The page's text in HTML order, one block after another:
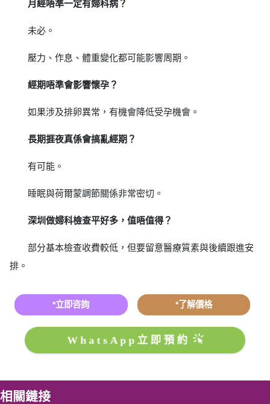
月經唔準一定有婦科病？
未必。
壓力、作息、體重變化都可能影響周期。
經期唔準會影響懷孕？
如果涉及排卵異常，有機會降低受孕機會。
長期捱夜真係會搞亂經期？
有可能。
睡眠與荷爾蒙調節關係非常密切。
深圳做婦科檢查平好多，值唔值得？
部分基本檢查收費較低，但要留意醫療質素與後續跟進安
排。
*立即咨詢 *了解價格
WhatsApp立即預約
相關鏈接